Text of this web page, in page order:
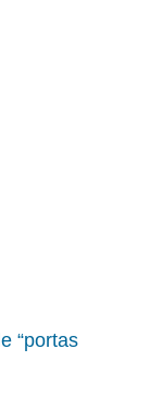
“portas